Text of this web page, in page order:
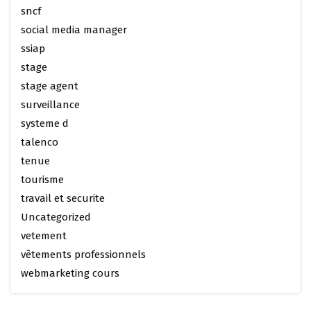
sncf
social media manager
ssiap
stage
stage agent
surveillance
systeme d
talenco
tenue
tourisme
travail et securite
Uncategorized
vetement
vêtements professionnels
webmarketing cours